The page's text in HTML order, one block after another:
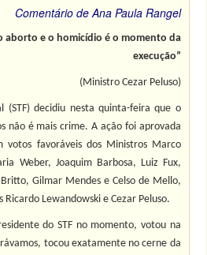
Comentário de Ana Paula Rangel
aborto e o homicídio é o momento da
execução”
(Ministro Cezar Peluso)
(STF) decidiu nesta quinta-feira que o
não é mais crime. A ação foi aprovada
votos favoráveis dos Ministros Marco
Weber, Joaquim Barbosa, Luiz Fux,
Gilmar Mendes e Celso de Mello,
Ricardo Lewandowski e Cezar Peluso.
do STF no momento, votou na
tocou exatamente no cerne da